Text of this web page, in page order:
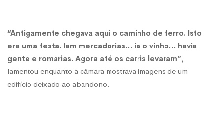
“Antigamente chegava aqui o caminho de ferro. Isto
era uma festa. Iam mercadorias… ia o vinho… havia
gente e romarias. Agora até os carris levaram”,
lamentou enquanto a câmara mostrava imagens de um
edifício deixado ao abandono.